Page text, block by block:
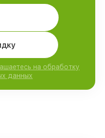
на обработку
данных